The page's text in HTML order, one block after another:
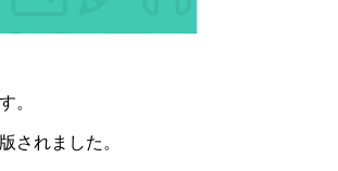
。
されました。